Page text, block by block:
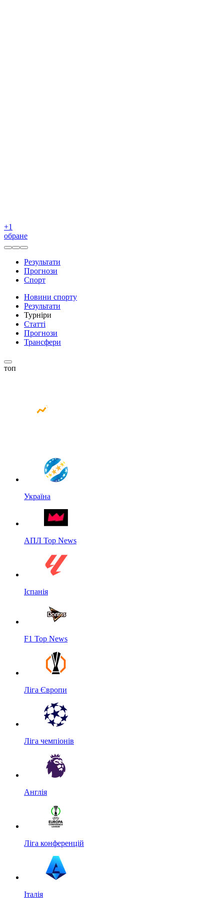
+1
обране
Результати
Прогнози
Спорт
Новини спорту
Результати
Турніри
Статті
Прогнози
Трансфери
топ
Україна
АПЛ Top News
Іспанія
F1 Top News
Ліга Європи
Ліга чемпіонів
Англія
Ліга конференцій
Італія